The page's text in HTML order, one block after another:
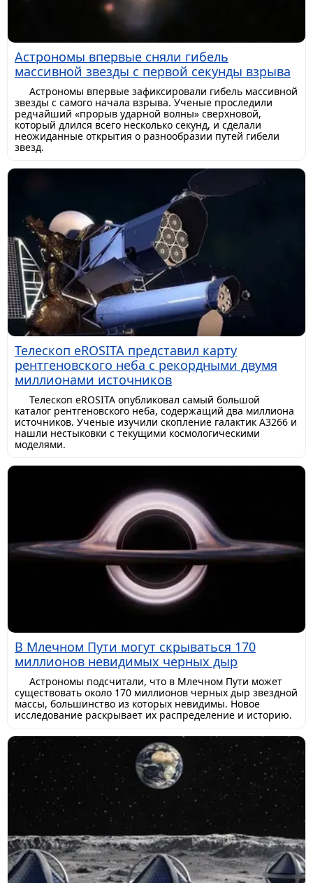
Астрономы впервые сняли гибель
массивной звезды с первой секунды взрыва
Астрономы впервые зафиксировали гибель массивной
звезды с самого начала взрыва. Ученые проследили
редчайший «прорыв ударной волны» сверхновой,
который длился всего несколько секунд, и сделали
неожиданные открытия о разнообразии путей гибели
звезд.
Телескоп eROSITA представил карту
рентгеновского неба с рекордными двумя
миллионами источников
Телескоп eROSITA опубликовал самый большой
каталог рентгеновского неба, содержащий два миллиона
источников. Ученые изучили скопление галактик A3266 и
нашли нестыковки с текущими космологическими
моделями.
В Млечном Пути могут скрываться 170
миллионов невидимых черных дыр
Астрономы подсчитали, что в Млечном Пути может
существовать около 170 миллионов черных дыр звездной
массы, большинство из которых невидимы. Новое
исследование раскрывает их распределение и историю.